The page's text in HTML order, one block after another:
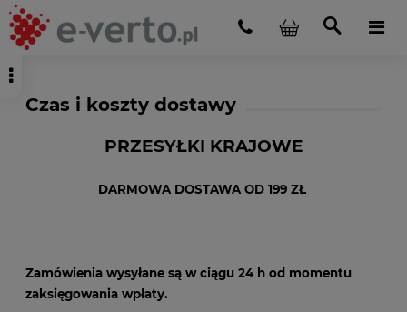
Czas i koszty dostawy
PRZESYŁKI KRAJOWE
DARMOWA DOSTAWA OD 199 ZŁ
Zamówienia wysyłane są w ciągu 24 h od momentu
zaksięgowania wpłaty.